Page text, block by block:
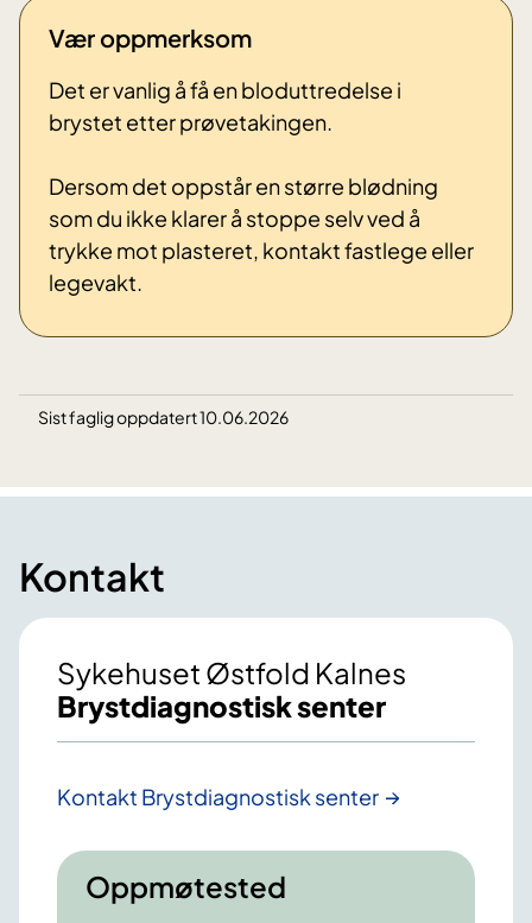
Vær oppmerksom
Det er vanlig å få en bloduttredelse i
brystet etter prøvetakingen.
Dersom det oppstår en større blødning
som du ikke klarer å stoppe selv ved å
trykke mot plasteret, kontakt fastlege eller
legevakt.
Sist faglig oppdatert 10.06.2026
Kontakt
Sykehuset Østfold Kalnes
Brystdiagnostisk senter
Kontakt Brystdiagnostisk senter
Oppmøtested